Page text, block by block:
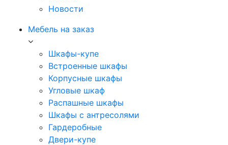
Новости
Мебель на заказ
Шкафы-купе
Встроенные шкафы
Корпусные шкафы
Угловые шкаф
Распашные шкафы
Шкафы с антресолями
Гардеробные
Двери-купе